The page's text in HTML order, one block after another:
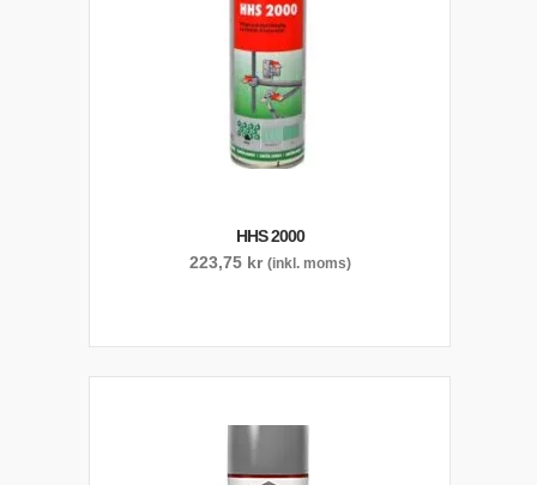
HHS 2000
223,75 kr (inkl. moms)